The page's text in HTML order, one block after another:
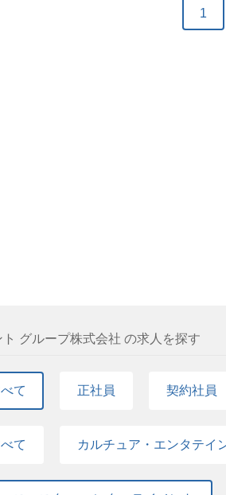
作進行補助業務 予算管理補助業務 事業部
【ポジションの魅力】 エンタメ業界で
1
グループ株式会社 の求人を探す
て 正社員 契約社員
て カルチュア・エンタテイ